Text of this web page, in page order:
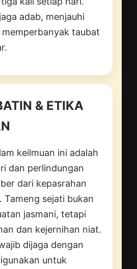
adab, menjauhi
taubat
& ETIKA
keilmuan ini adalah
dan perlindungan
dari kepasrahan
Tameng sejati bukan
jasmani, tetapi
dan kejernihan niat.
dijaga dengan
untuk